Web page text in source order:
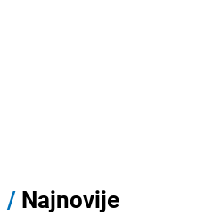
/ Najnovije